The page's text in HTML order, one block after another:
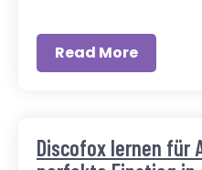
Read More
Discofox lernen für